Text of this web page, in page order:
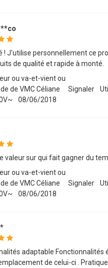
! J'utilise personnellement ce
de qualité et rapide à monté.
ou va-et-vient ou
de VMC Céliane
08/06/2018
Signaler
valeur sur qui fait gagner du
ou va-et-vient ou
de VMC Céliane
08/06/2018
Signaler
adaptable Fonctionnalités
de celui-ci . Pratique